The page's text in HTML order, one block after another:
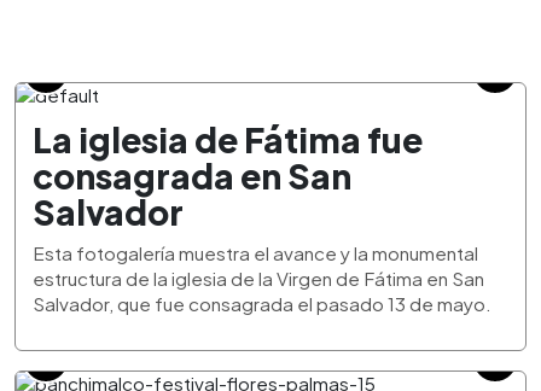
La iglesia de Fátima fue
consagrada en San
Salvador
Esta fotogalería muestra el avance y la monumental
estructura de la iglesia de la Virgen de Fátima en San
Salvador, que fue consagrada el pasado 13 de mayo.